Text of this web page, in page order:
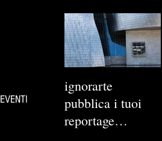
EVENTI
ignorarte
pubblica i tuoi
reportage